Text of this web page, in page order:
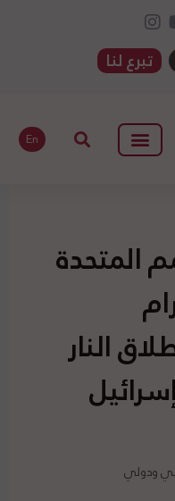
تبرع لنا
En
المتحدة
النار
ودولي